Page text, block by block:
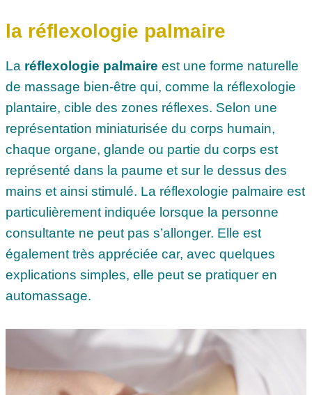
la réflexologie palmaire
La réflexologie palmaire est une forme naturelle
de massage bien-être qui, comme la réflexologie
plantaire, cible des zones réflexes. Selon une
représentation miniaturisée du corps humain,
chaque organe, glande ou partie du corps est
représenté dans la paume et sur le dessus des
mains et ainsi stimulé. La réflexologie palmaire est
particulièrement indiquée lorsque la personne
consultante ne peut pas s’allonger. Elle est
également très appréciée car, avec quelques
explications simples, elle peut se pratiquer en
automassage.